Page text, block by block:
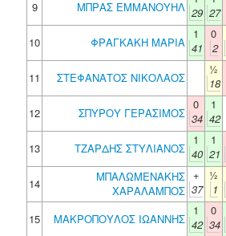
9
ΜΠΡΑΣ ΕΜΜΑΝΟΥΗΛ 29 27
10
ΦΡΑΓΚΑΚΗ ΜΑΡΙΑ
1
41
0
2
11
ΣΤΕΦΑΝΑΤΟΣ ΝΙΚΟΛΑΟΣ
½
18
12
ΣΠΥΡΟΥ ΓΕΡΑΣΙΜΟΣ
0
34
1
42
13
ΤΖΑΡΔΗΣ ΣΤΥΛΙΑΝΟΣ
1
40
1
21
14
ΜΠΑΛΩΜΕΝΑΚΗΣ
ΧΑΡΑΛΑΜΠΟΣ
+
37
½
1
15
ΜΑΚΡΟΠΟΥΛΟΣ ΙΩΑΝΝΗΣ
1
42
0
34